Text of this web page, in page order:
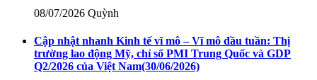
08/07/2026 Quỳnh
Cập nhật nhanh Kinh tế vĩ mô – Vĩ mô đầu tuần: Thị
trường lao động Mỹ, chỉ số PMI Trung Quốc và GDP
Q2/2026 của Việt Nam(30/06/2026)